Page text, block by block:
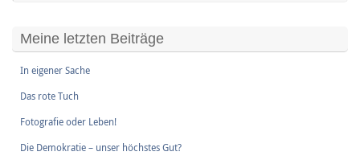
Meine letzten Beiträge
In eigener Sache
Das rote Tuch
Fotografie oder Leben!
Die Demokratie – unser höchstes Gut?